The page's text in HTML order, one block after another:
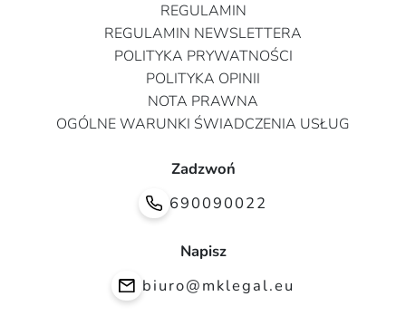
REGULAMIN
REGULAMIN NEWSLETTERA
POLITYKA PRYWATNOŚCI
POLITYKA OPINII
NOTA PRAWNA
OGÓLNE WARUNKI ŚWIADCZENIA USŁUG
Zadzwoń
690090022
Napisz
biuro@mklegal.eu